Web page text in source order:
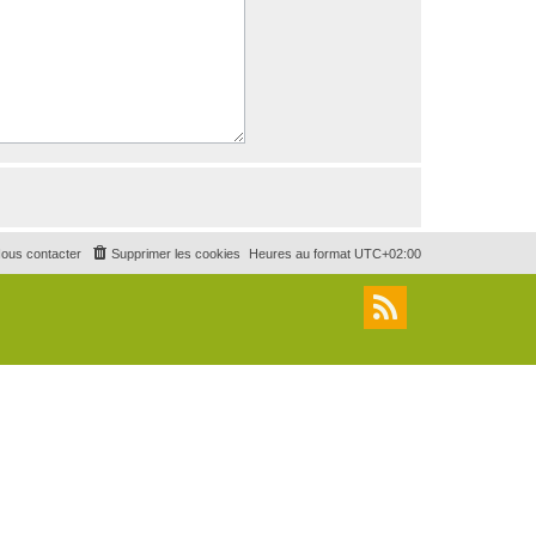
Heures au format UTC+02:00
Supprimer les cookies
contacter